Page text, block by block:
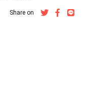
Share on